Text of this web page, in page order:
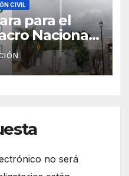
CIVIL
para el
Nacional
el 19 de
no será